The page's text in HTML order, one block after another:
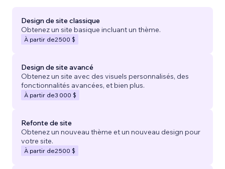
Design de site classique
Obtenez un site basique incluant un thème.
À partir de2 500 $
Design de site avancé
Obtenez un site avec des visuels personnalisés, des
fonctionnalités avancées, et bien plus.
À partir de3 000 $
Refonte de site
Obtenez un nouveau thème et un nouveau design pour
votre site.
À partir de2 500 $